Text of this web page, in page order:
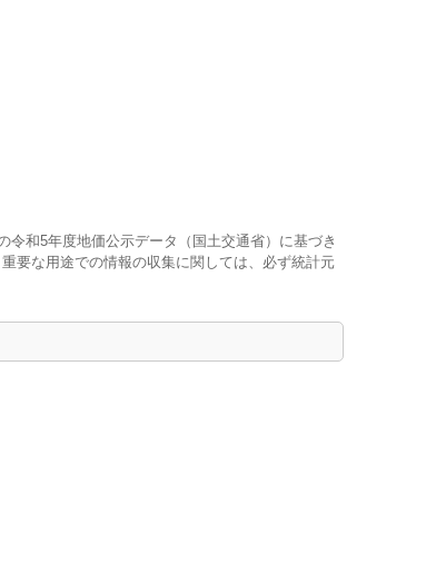
和5年度地価公示データ（国土交通省）に基づき
要な用途での情報の収集に関しては、必ず統計元